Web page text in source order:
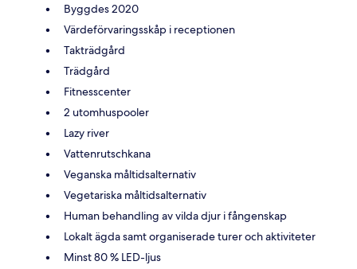
Byggdes 2020
Värdeförvaringsskåp i receptionen
Takträdgård
Trädgård
Fitnesscenter
2 utomhuspooler
Lazy river
Vattenrutschkana
Veganska måltidsalternativ
Vegetariska måltidsalternativ
Human behandling av vilda djur i fångenskap
Lokalt ägda samt organiserade turer och aktiviteter
Minst 80 % LED-ljus